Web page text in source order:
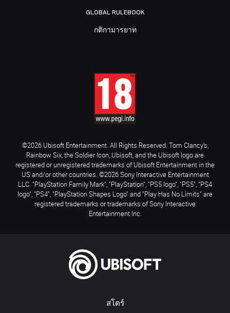
สโตร์
GLOBAL RULEBOOK
กติกามารยาท
©2026 Ubisoft Entertainment. All Rights Reserved. Tom Clancy’s,
Rainbow Six, the Soldier Icon, Ubisoft, and the Ubisoft logo are
registered or unregistered trademarks of Ubisoft Entertainment in the
US and/or other countries. ©2026 Sony Interactive Entertainment
LLC. "PlayStation Family Mark", "PlayStation", "PS5 logo", "PS5", "PS4
logo", "PS4", "PlayStation Shapes Logo" and "Play Has No Limits" are
registered trademarks or trademarks of Sony Interactive
Entertainment Inc.